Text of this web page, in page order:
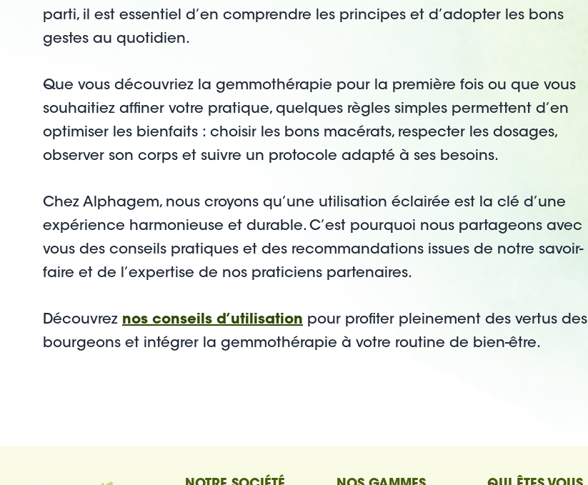
parti, il est essentiel d’en comprendre les principes et d’adopter les bons
gestes au quotidien.
Que vous découvriez la gemmothérapie pour la première fois ou que vous
souhaitiez affiner votre pratique, quelques règles simples permettent d’en
optimiser les bienfaits : choisir les bons macérats, respecter les dosages,
observer son corps et suivre un protocole adapté à ses besoins.
Chez Alphagem, nous croyons qu’une utilisation éclairée est la clé d’une
expérience harmonieuse et durable. C’est pourquoi nous partageons avec
vous des conseils pratiques et des recommandations issues de notre savoir-
faire et de l’expertise de nos praticiens partenaires.
Découvrez nos conseils d’utilisation pour profiter pleinement des vertus des
bourgeons et intégrer la gemmothérapie à votre routine de bien-être.